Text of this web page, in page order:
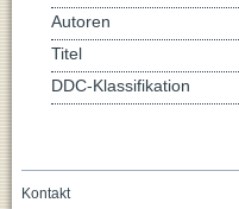
Autoren
Titel
DDC-Klassifikation
Kontakt